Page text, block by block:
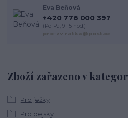
Zboží zařazeno v
Pro ježky
Pro pejsky
Eva Beňová
+420 776 000 397
(Po-Pá, 9-15 hod.)
pro-zviratka@post.cz